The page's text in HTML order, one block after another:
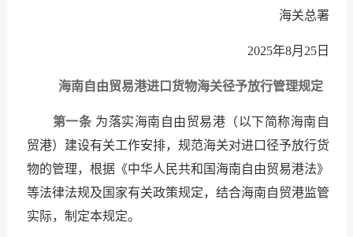
海关总署
2025年8月25日
海南自由贸易港进口货物海关径予放行管理规定
第一条 为落实海南自由贸易港（以下简称海南自
贸港）建设有关工作安排，规范海关对进口径予放行货
物的管理，根据《中华人民共和国海南自由贸易港法》
等法律法规及国家有关政策规定，结合海南自贸港监管
实际，制定本规定。